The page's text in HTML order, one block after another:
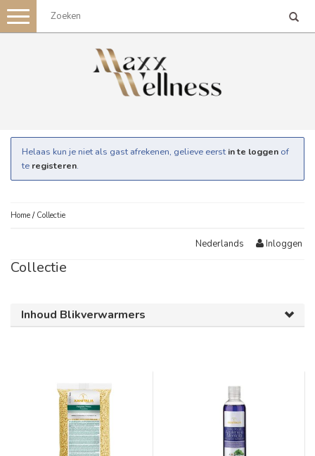
Toggle
navigation
Helaas kun je niet als gast afrekenen, gelieve eerst in te loggen of
te registeren.
Home / Collectie
Nederlands Inloggen
Collectie
Inhoud Blikverwarmers